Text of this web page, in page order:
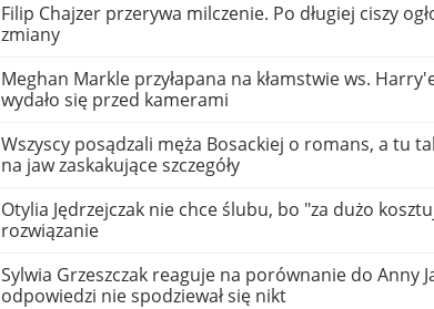
Filip Chajzer przerywa milczenie. Po długiej ciszy
zmiany
Meghan Markle przyłapana na kłamstwie ws.
wydało się przed kamerami
Wszyscy posądzali męża Bosackiej o romans, a tu
na jaw zaskakujące szczegóły
Otylia Jędrzejczak nie chce ślubu, bo "za dużo
rozwiązanie
Sylwia Grzeszczak reaguje na porównanie do Anny
odpowiedzi nie spodziewał się nikt